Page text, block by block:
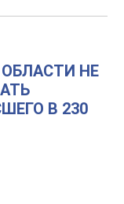
НЕ
В 230